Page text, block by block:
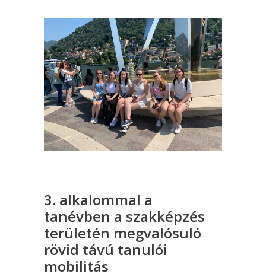
3. alkalommal a
tanévben a szakképzés
területén megvalósuló
rövid távú tanulói
mobilitás